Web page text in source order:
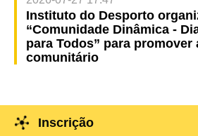
Instituto do Desporto
“Comunidade Dinâmica -
para Todos” para
comunitário
Inscrição